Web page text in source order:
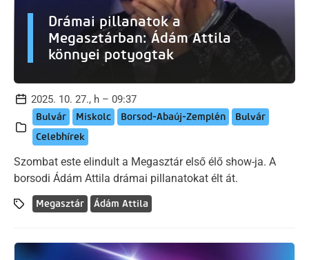
Drámai pillanatok a
Megasztárban: Ádám Attila
könnyei potyogtak
2025. 10. 27., h – 09:37
Bulvár Miskolc Borsod-Abaúj-Zemplén
Bulvár
Celebhírek
Szombat este elindult a Megasztár első élő show-ja. A
borsodi Ádám Attila drámai pillanatokat élt át.
Megasztár Ádám Attila